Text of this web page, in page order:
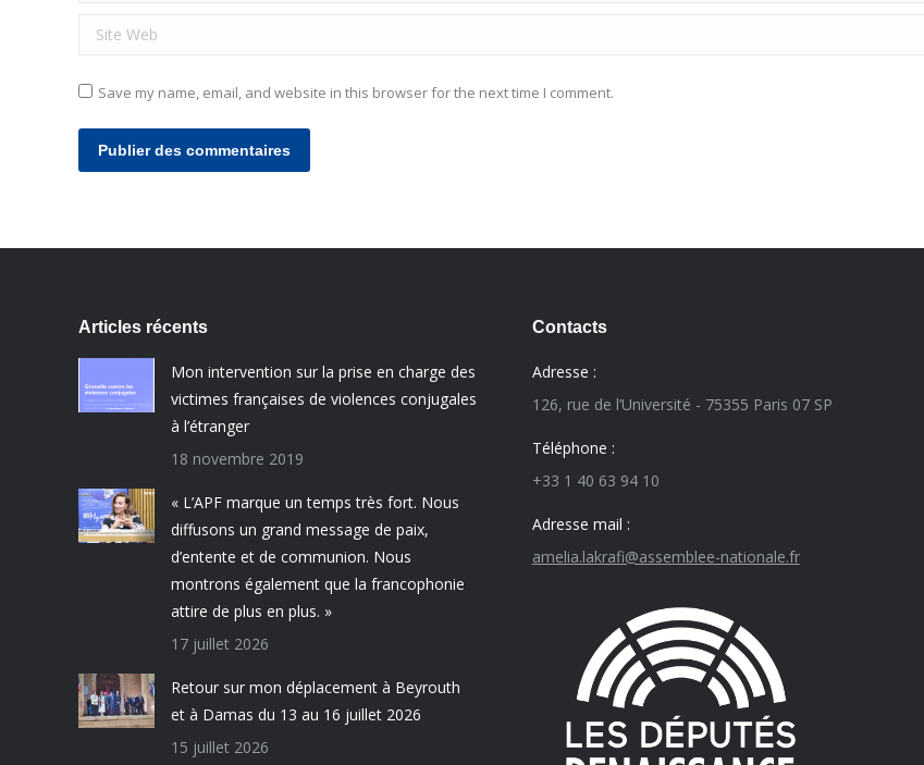
Site Web
Save my name, email, and website in this browser for the next time I comment.
Publier des commentaires
Articles récents
Mon intervention sur la prise en charge des
victimes françaises de violences conjugales
à l’étranger
18 novembre 2019
« L’APF marque un temps très fort. Nous
diffusons un grand message de paix,
d’entente et de communion. Nous
montrons également que la francophonie
attire de plus en plus. »
17 juillet 2026
Retour sur mon déplacement à Beyrouth
et à Damas du 13 au 16 juillet 2026
15 juillet 2026
Contacts
Adresse :
126, rue de l’Université - 75355 Paris 07 SP
Téléphone :
+33 1 40 63 94 10
Adresse mail :
amelia.lakrafi@assemblee-nationale.fr